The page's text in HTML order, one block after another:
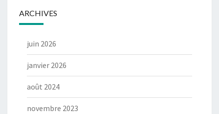
ARCHIVES
juin 2026
janvier 2026
août 2024
novembre 2023